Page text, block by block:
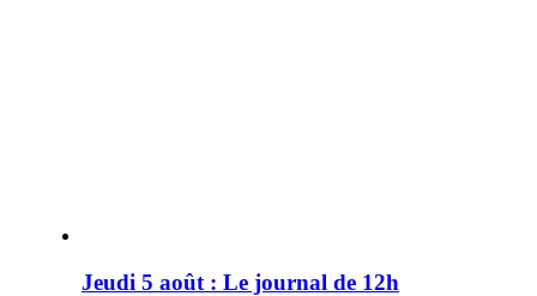
Jeudi 5 août : Le journal de 12h